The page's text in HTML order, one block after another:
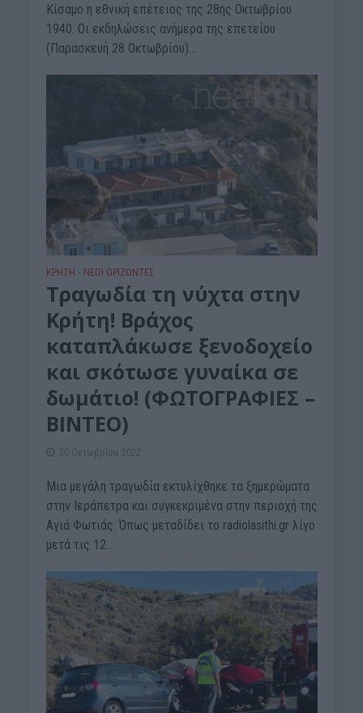
Κίσαμο η εθνική επέτειος της 28ης Οκτωβρίου
1940. Οι εκδηλώσεις ανήμερα της επετείου
(Παρασκευή 28 Οκτωβρίου)...
ΚΡΗΤΗ • ΝΕΟΙ ΟΡΙΖΟΝΤΕΣ
Τραγωδία τη νύχτα στην
Κρήτη! Βράχος
καταπλάκωσε ξενοδοχείο
και σκότωσε γυναίκα σε
δωμάτιο! (ΦΩΤΟΓΡΑΦΙΕΣ –
ΒΙΝΤΕΟ)
30 Οκτωβρίου 2022
Μια μεγάλη τραγωδία εκτυλίχθηκε τα ξημερώματα
στην Ιεράπετρα και συγκεκριμένα στην περιοχή της
Αγιά Φωτιάς. Όπως μεταδίδει το radiolasithi.gr λίγο
μετά τις 12...